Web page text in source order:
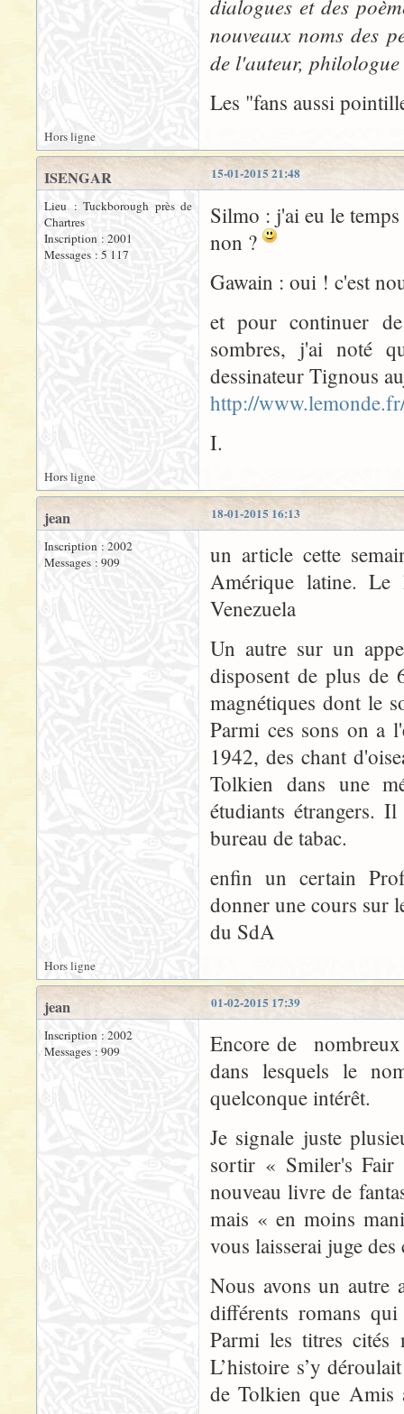
dialogues et des
nouveaux noms des
de l'auteur,
Les "fans aussi
Hors ligne
15-01-2015 21:48
ISENGAR
Lieu : Tuckborough près de
Chartres
Inscription : 2001
Messages : 5 117
Silmo : j'ai eu le
non ?
Gawain : oui ! c'est
et pour continuer
sombres, j'ai noté
dessinateur Tignous
http://
I.
Hors ligne
18-01-2015 16:13
jean
Inscription : 2002
Messages : 909
un article cette
Amérique latine. Le
Venezuela
Un autre sur un
disposent de plus de
magnétiques dont le
Parmi ces sons on a
1942, des chant
Tolkien dans une
étudiants étrangers.
bureau de tabac.
enfin un certain
donner une cours sur
du SdA
Hors ligne
01-02-2015 17:39
jean
Inscription : 2002
Messages : 909
Encore de nombreux
dans lesquels le
quelconque intérêt.
Je signale juste
sortir « Smiler's Fair
nouveau livre de
mais « en moins
vous laisserai juge
Nous avons un
différents romans
Parmi les titres
L’histoire s’y
de Tolkien que Amis